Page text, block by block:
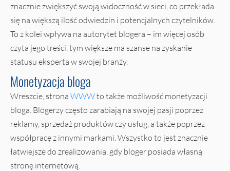
znacznie zwiększyć swoją widoczność w sieci, co przekłada
się na większą ilość odwiedzin i potencjalnych czytelników.
To z kolei wpływa na autorytet blogera – im więcej osób
czyta jego treści, tym większe ma szanse na zyskanie
statusu eksperta w swojej branży.
Monetyzacja bloga
Wreszcie, strona WWWto także możliwość monetyzacji
bloga. Blogerzy często zarabiają na swojej pasji poprzez
reklamy, sprzedaż produktów czy usług, a także poprzez
współpracę z innymi markami. Wszystko to jest znacznie
łatwiejsze do zrealizowania, gdy bloger posiada własną
stronę internetową.